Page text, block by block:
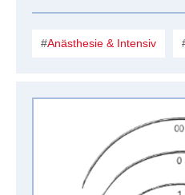
Anästhesie & Intensiv